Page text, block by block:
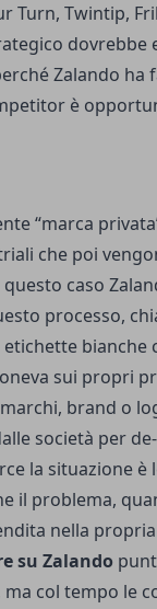
Turn, Twintip,
dovrebbe
Zalando ha
è
“marca
che poi
caso
processo,
bianche
sui propri
brand o
società per
la situazione
il problema,
nella
su Zalando
col tempo le